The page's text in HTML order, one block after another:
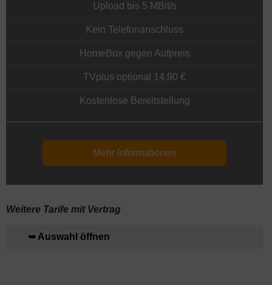
Upload bis 5 MBit/s
Kein Telefonanschluss
HomeBox gegen Aufpreis
TVplus optional 14,90 €
Kostenlose Bereitstellung
Mehr Informationen
Weitere Tarife mit Vertrag
➥ Auswahl öffnen